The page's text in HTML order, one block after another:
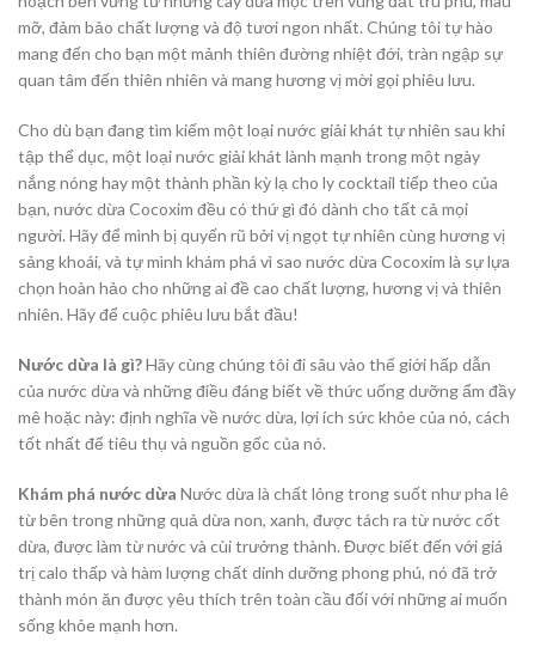
mỡ, đảm bảo chất lượng và độ tươi ngon nhất. Chúng tôi tự hào
mang đến cho bạn một mảnh thiên đường nhiệt đới, tràn ngập sự
quan tâm đến thiên nhiên và mang hương vị mời gọi phiêu lưu.
Cho dù bạn đang tìm kiếm một loại nước giải khát tự nhiên sau khi
tập thể dục, một loại nước giải khát lành mạnh trong một ngày
nắng nóng hay một thành phần kỳ lạ cho ly cocktail tiếp theo của
bạn, nước dừa Cocoxim đều có thứ gì đó dành cho tất cả mọi
người. Hãy để mình bị quyến rũ bởi vị ngọt tự nhiên cùng hương vị
sảng khoái, và tự mình khám phá vì sao nước dừa Cocoxim là sự lựa
chọn hoàn hảo cho những ai đề cao chất lượng, hương vị và thiên
nhiên. Hãy để cuộc phiêu lưu bắt đầu!
Nước dừa là gì?Hãy cùng chúng tôi đi sâu vào thế giới hấp dẫn
của nước dừa và những điều đáng biết về thức uống dưỡng ẩm đầy
mê hoặc này: định nghĩa về nước dừa, lợi ích sức khỏe của nó, cách
tốt nhất để tiêu thụ và nguồn gốc của nó.
Khám phá nước dừa Nước dừa là chất lỏng trong suốt như pha lê
từ bên trong những quả dừa non, xanh, được tách ra từ nước cốt
dừa, được làm từ nước và cùi trưởng thành. Được biết đến với giá
trị calo thấp và hàm lượng chất dinh dưỡng phong phú, nó đã trở
thành món ăn được yêu thích trên toàn cầu đối với những ai muốn
sống khỏe mạnh hơn.